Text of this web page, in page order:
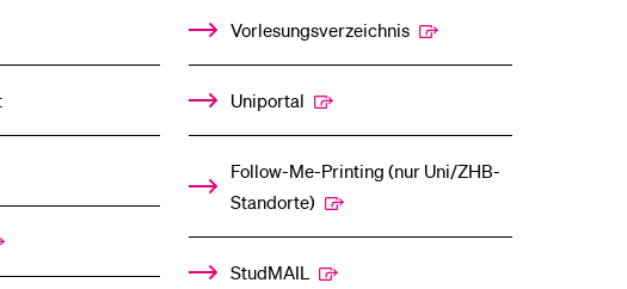
UNTERMENÜ
UNTERMENÜ
Vorlesungsverzeichnis
Uniportal
Follow-Me-Printing­ ­(nur Uni/ZHB-
Standorte)
StudMAIL